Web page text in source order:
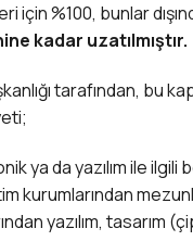
%100, bunlar
kadar uzatılmıştır.
tarafından, bu
ya da yazılım ile
kurumlarından
yazılım, tasarım